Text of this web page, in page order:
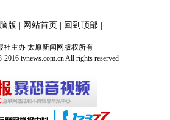
版 | 网站首页| 回到顶部|
社主办 太原新闻网版权所有
tynews.com.cn All rights reserved